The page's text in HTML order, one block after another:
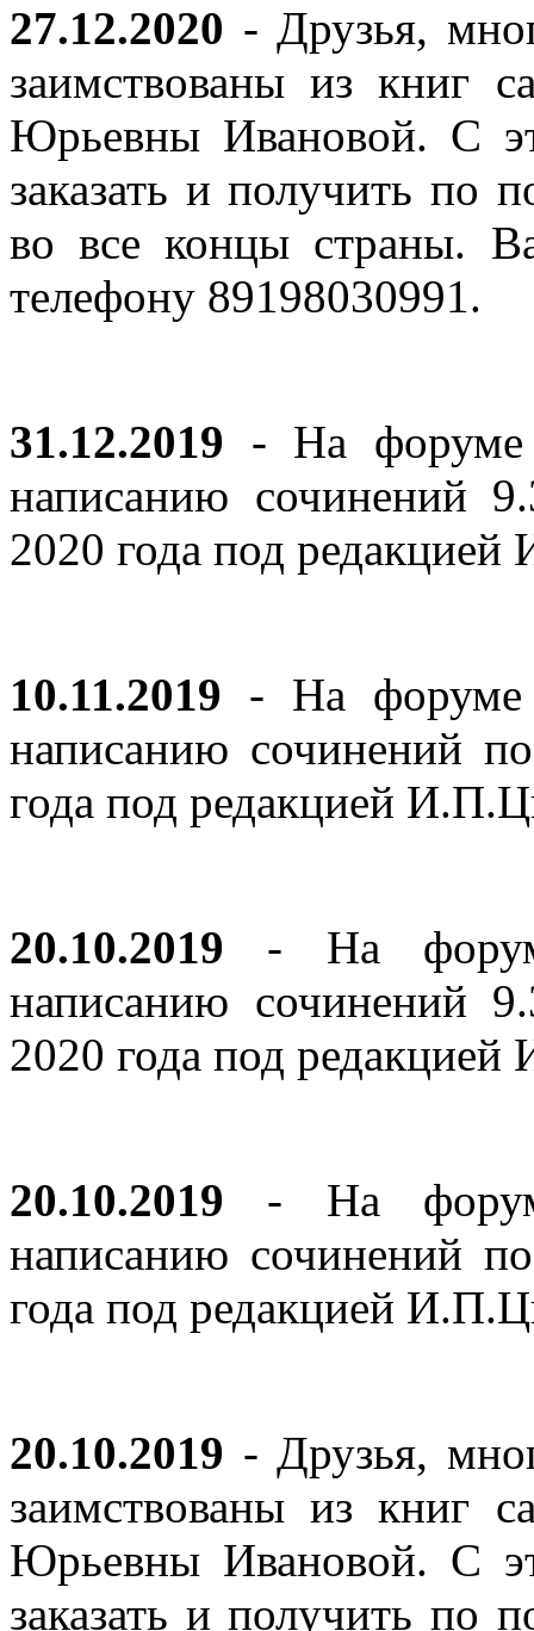
27.12.2020 - Друзья,
заимствованы из книг
Юрьевны Ивановой. С
заказать и получить по
во все концы страны.
телефону 89198030991.
31.12.2019 - На форуме
написанию сочинений
2020 года под
10.11.2019 - На форуме
написанию сочинений
года под редакцией
20.10.2019 - На
написанию сочинений
2020 года под
20.10.2019 - На
написанию сочинений
года под редакцией
20.10.2019 - Друзья,
заимствованы из книг
Юрьевны Ивановой. С
заказать и получить по